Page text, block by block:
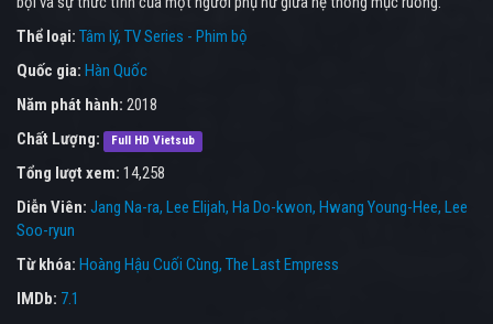
Thể loại: Tâm lý TV Series - Phim bộ
Quốc gia: Hàn Quốc
Năm phát hành: 2018
Chất Lượng:
Full HD Vietsub
Tổng lượt xem: 14,258
Diễn Viên: Jang Na-ra Lee Elijah Ha Do-kwon Hwang Young-Hee Lee
Soo-ryun
Từ khóa: Hoàng Hậu Cuối Cùng, The Last Empress
IMDb: 7.1